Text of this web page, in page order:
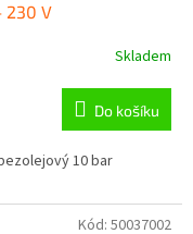
230 V
Skladem
Do košíku
10 bar
Kód: 50037002